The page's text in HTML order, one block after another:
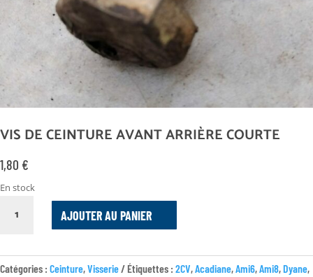
VIS DE CEINTURE AVANT ARRIÈRE COURTE
1,80 €
En stock
CEINTURE
AJOUTER AU PANIER
Catégories : Ceinture,Visserie Étiquettes : 2CV,Acadiane,Ami6,Ami8,Dyane,